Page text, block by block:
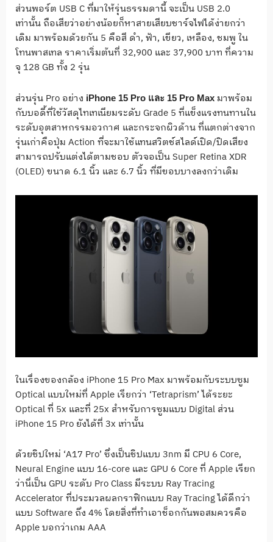
ส่วนพอร์ต USB C ที่มาให้รุ่นธรรมดานี้ จะเป็น USB 2.0
เท่านั้น ถือเสียว่าอย่างน้อยก็หาสายเสียบชาร์จไฟได้ง่ายกว่า
เดิม มาพร้อมด้วยกัน 5 คือสี ดำ, ฟ้า, เขียว, เหลือง, ชมพู ใน
โทนพาสเทล ราคาเริ่มต้นที่ 32,900 และ 37,900 บาท ที่ความ
จุ 128 GB ทั้ง 2 รุ่น
ส่วนรุ่น Pro อย่าง iPhone 15 Pro และ 15 Pro Max มาพร้อม
กับบอดี้ที่ใช้วัสดุไทเทเนียมระดับ Grade 5 ที่แข็งแรงทนทานใน
ระดับอุตสาหกรรมอวกาศ และกระจกผิวด้าน ที่แตกต่างจาก
รุ่นเก่าคือปุ่ม Action ที่จะมาใช้แทนสวิตช์สไลด์เปิด/ปิดเสียง
สามารถปรับแต่งได้ตามชอบ ตัวจอเป็น Super Retina XDR
(OLED) ขนาด 6.1 นิ้ว และ 6.7 นิ้ว ที่มีขอบบางลงกว่าเดิม
ในเรื่องของกล้อง iPhone 15 Pro Max มาพร้อมกับระบบซูม
Optical แบบใหม่ที่ Apple เรียกว่า ‘Tetraprism’ ได้ระยะ
Optical ที่ 5x และที่ 25x สำหรับการซูมแบบ Digital ส่วน
iPhone 15 Pro ยังได้ที่ 3x เท่านั้น
ด้วยชิปใหม่ ‘A17 Pro’ ซึ่งเป็นชิปแบบ 3nm มี CPU 6 Core,
Neural Engine แบบ 16-core และ GPU 6 Core ที่ Apple เรียก
ว่านี่เป็น GPU ระดับ Pro Class มีระบบ Ray Tracing
Accelerator ที่ประมวลผลกราฟิกแบบ Ray Tracing ได้ดีกว่า
แบบ Software ถึง 4% โดยสิ่งที่ทำเอาช็อกกันพอสมควรคือ
Apple บอกว่าเกม AAA